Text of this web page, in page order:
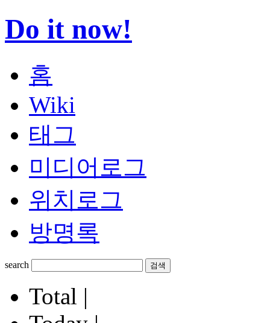
Do it now!
홈
Wiki
태그
미디어로그
위치로그
방명록
search
Total |